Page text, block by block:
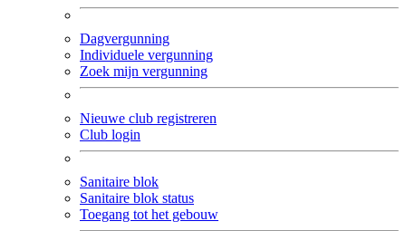
Dagvergunning
Individuele vergunning
Zoek mijn vergunning
Nieuwe club registreren
Club login
Sanitaire blok
Sanitaire blok status
Toegang tot het gebouw